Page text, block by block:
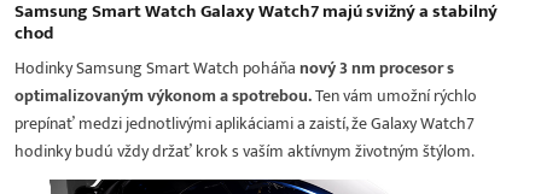
Samsung Smart Watch Galaxy Watch7 majú svižný a stabilný
chod
Hodinky Samsung Smart Watch poháňanový 3 nm procesor s
optimalizovaným výkonom a spotrebou.Ten vám umožní rýchlo
prepínať medzi jednotlivými aplikáciami a zaistí, že Galaxy Watch7
hodinky budú vždy držať krok s vaším aktívnym životným štýlom.